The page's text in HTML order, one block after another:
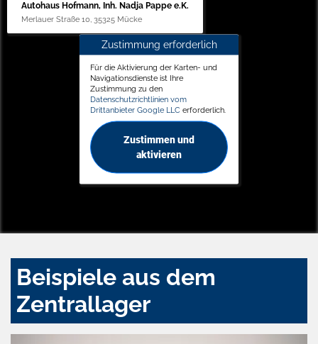
Autohaus Hofmann, Inh. Nadja Pappe e.K.
Merlauer Straße 10, 35325 Mücke
Zustimmung erforderlich
Für die Aktivierung der Karten- und
Navigationsdienste ist Ihre
Zustimmung zu den
Datenschutzrichtlinien vom
Drittanbieter Google LLC erforderlich.
Zustimmen und
aktivieren
Beispiele aus dem
Zentrallager